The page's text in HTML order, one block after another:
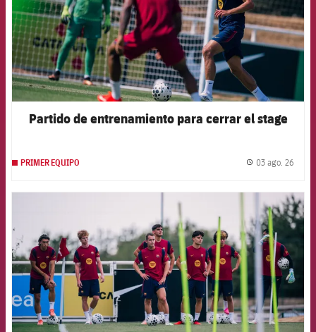
Partido de entrenamiento para cerrar el stage
PRIMER EQUIPO 03 ago. 26